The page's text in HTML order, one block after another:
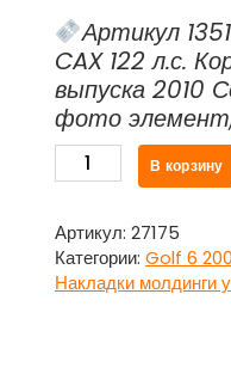
Артикул
CAX 122 л.с.
выпуска 2010
фото
Количество
товара
резиновый
кузовной
проёма
В корзину
Артикул: 27175
Категории: Golf 6
Накладки молдинги